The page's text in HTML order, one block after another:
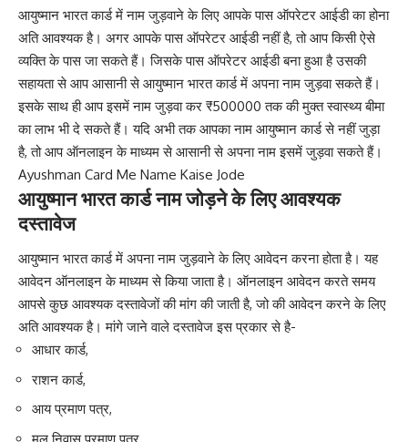
आयुष्मान भारत कार्ड में नाम जुड़वाने के लिए आपके पास ऑपरेटर आईडी का होना
अति आवश्यक है। अगर आपके पास ऑपरेटर आईडी नहीं है, तो आप किसी ऐसे
व्यक्ति के पास जा सकते हैं। जिसके पास ऑपरेटर आईडी बना हुआ है उसकी
सहायता से आप आसानी से आयुष्मान भारत कार्ड में अपना नाम जुड़वा सकते हैं।
इसके साथ ही आप इसमें नाम जुड़वा कर ₹500000 तक की मुक्त स्वास्थ्य बीमा
का लाभ भी दे सकते हैं। यदि अभी तक आपका नाम आयुष्मान कार्ड से नहीं जुड़ा
है, तो आप ऑनलाइन के माध्यम से आसानी से अपना नाम इसमें जुड़वा सकते हैं।
Ayushman Card Me Name Kaise Jode
आयुष्मान भारत कार्ड नाम जोड़ने के लिए आवश्यक
दस्तावेज
आयुष्मान भारत कार्ड में अपना नाम जुड़वाने के लिए आवेदन करना होता है। यह
आवेदन ऑनलाइन के माध्यम से किया जाता है। ऑनलाइन आवेदन करते समय
आपसे कुछ आवश्यक दस्तावेजों की मांग की जाती है, जो की आवेदन करने के लिए
अति आवश्यक है। मांगे जाने वाले दस्तावेज इस प्रकार से है-
आधार कार्ड,
राशन कार्ड,
आय प्रमाण पत्र,